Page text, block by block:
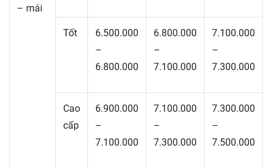
– mái
Tốt
6.500.000
–
6.800.000
6.800.000
–
7.100.000
7.100.000
–
7.300.000
Cao
cấp
6.900.000
–
7.100.000
7.100.000
–
7.300.000
7.300.000
–
7.500.000